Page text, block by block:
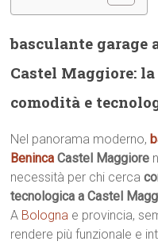
basculante garage
Castel Maggiore:
comodità e
Nel panorama moderno,
Beninca Castel Maggiore
necessità per chi cerca
tecnologica a Castel
A Bologna e provincia,
rendere più funzionale e